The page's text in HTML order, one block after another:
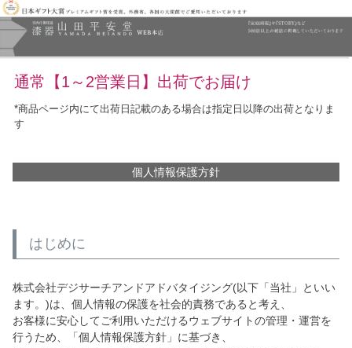
通常【1～2営業日】出荷でお届け
*商品ページ内にて出荷日記載のある場合は指定日以降の出荷となりま
す
個人情報保護方針
はじめに
株式会社デジサーチアンドアドバタイジング(以下「当社」といい
ます。)は、個人情報の保護を社会的責務であると考え、
お客様に安心してご利用いただけるウェブサイトの管理・運営を
行うため、「個人情報保護方針」に基づき、